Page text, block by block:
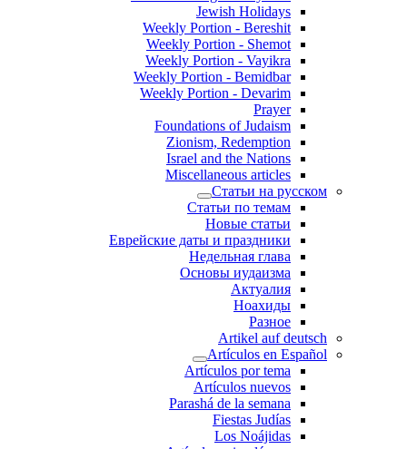
Jewish Holidays
Weekly Portion - Bereshit
Weekly Portion - Shemot
Weekly Portion - Vayikra
Weekly Portion - Bemidbar
Weekly Portion - Devarim
Prayer
Foundations of Judaism
Zionism, Redemption
Israel and the Nations
Miscellaneous articles
Статьи на русском
Статьи по темам
Новые статьи
Еврейские даты и праздники
Недельная глава
Основы иудаизма
Актуалия
Ноахиды
Разное
Artikel auf deutsch
Artículos en Español
Artículos por tema
Artículos nuevos
Parashá de la semana
Fiestas Judías
Los Noájidas